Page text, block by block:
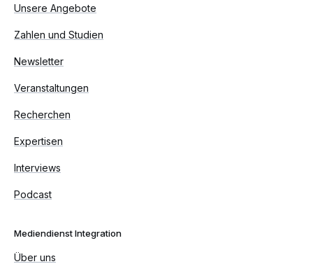
Unsere Angebote
Zahlen und Studien
Newsletter
Veranstaltungen
Recherchen
Expertisen
Interviews
Podcast
Mediendienst Integration
Über uns